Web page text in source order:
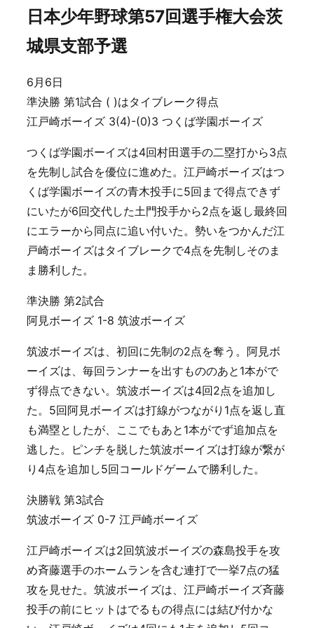
日本少年野球第57回選手権大会茨
城県支部予選
6月6日
準決勝 第1試合 ( )はタイブレーク得点
江戸崎ボーイズ 3(4)-(0)3 つくば学園ボーイズ
つくば学園ボーイズは4回村田選手の二塁打から3点
を先制し試合を優位に進めた。江戸崎ボーイズはつ
くば学園ボーイズの青木投手に5回まで得点できず
にいたが6回交代した土門投手から2点を返し最終回
にエラーから同点に追い付いた。勢いをつかんだ江
戸崎ボーイズはタイブレークで4点を先制しそのま
ま勝利した。
準決勝 第2試合
阿見ボーイズ 1-8 筑波ボーイズ
筑波ボーイズは、初回に先制の2点を奪う。阿見ボ
ーイズは、毎回ランナーを出すもののあと1本がで
ず得点できない。筑波ボーイズは4回2点を追加し
た。5回阿見ボーイズは打線がつながり1点を返し直
も満塁としたが、ここでもあと1本がでず追加点を
逃した。ピンチを脱した筑波ボーイズは打線が繋が
り4点を追加し5回コールドゲームで勝利した。
決勝戦 第3試合
筑波ボーイズ 0-7 江戸崎ボーイズ
江戸崎ボーイズは2回筑波ボーイズの森島投手を攻
め斉藤選手のホームランを含む連打で一挙7点の猛
攻を見せた。筑波ボーイズは、江戸崎ボーイズ斉藤
投手の前にヒットはでるもの得点には結び付かな